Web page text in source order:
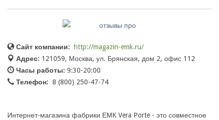
Сайт компании:
http://magazin-emk.ru/
Адрес: 121059, Москва, ул. Брянская, дом 2, офис 112
Часы работы: 9:30-20:00
Телефон: 8 (800) 250-47-74
Интернет-магазина фабрики ЕМК Vera Porte - это совместное